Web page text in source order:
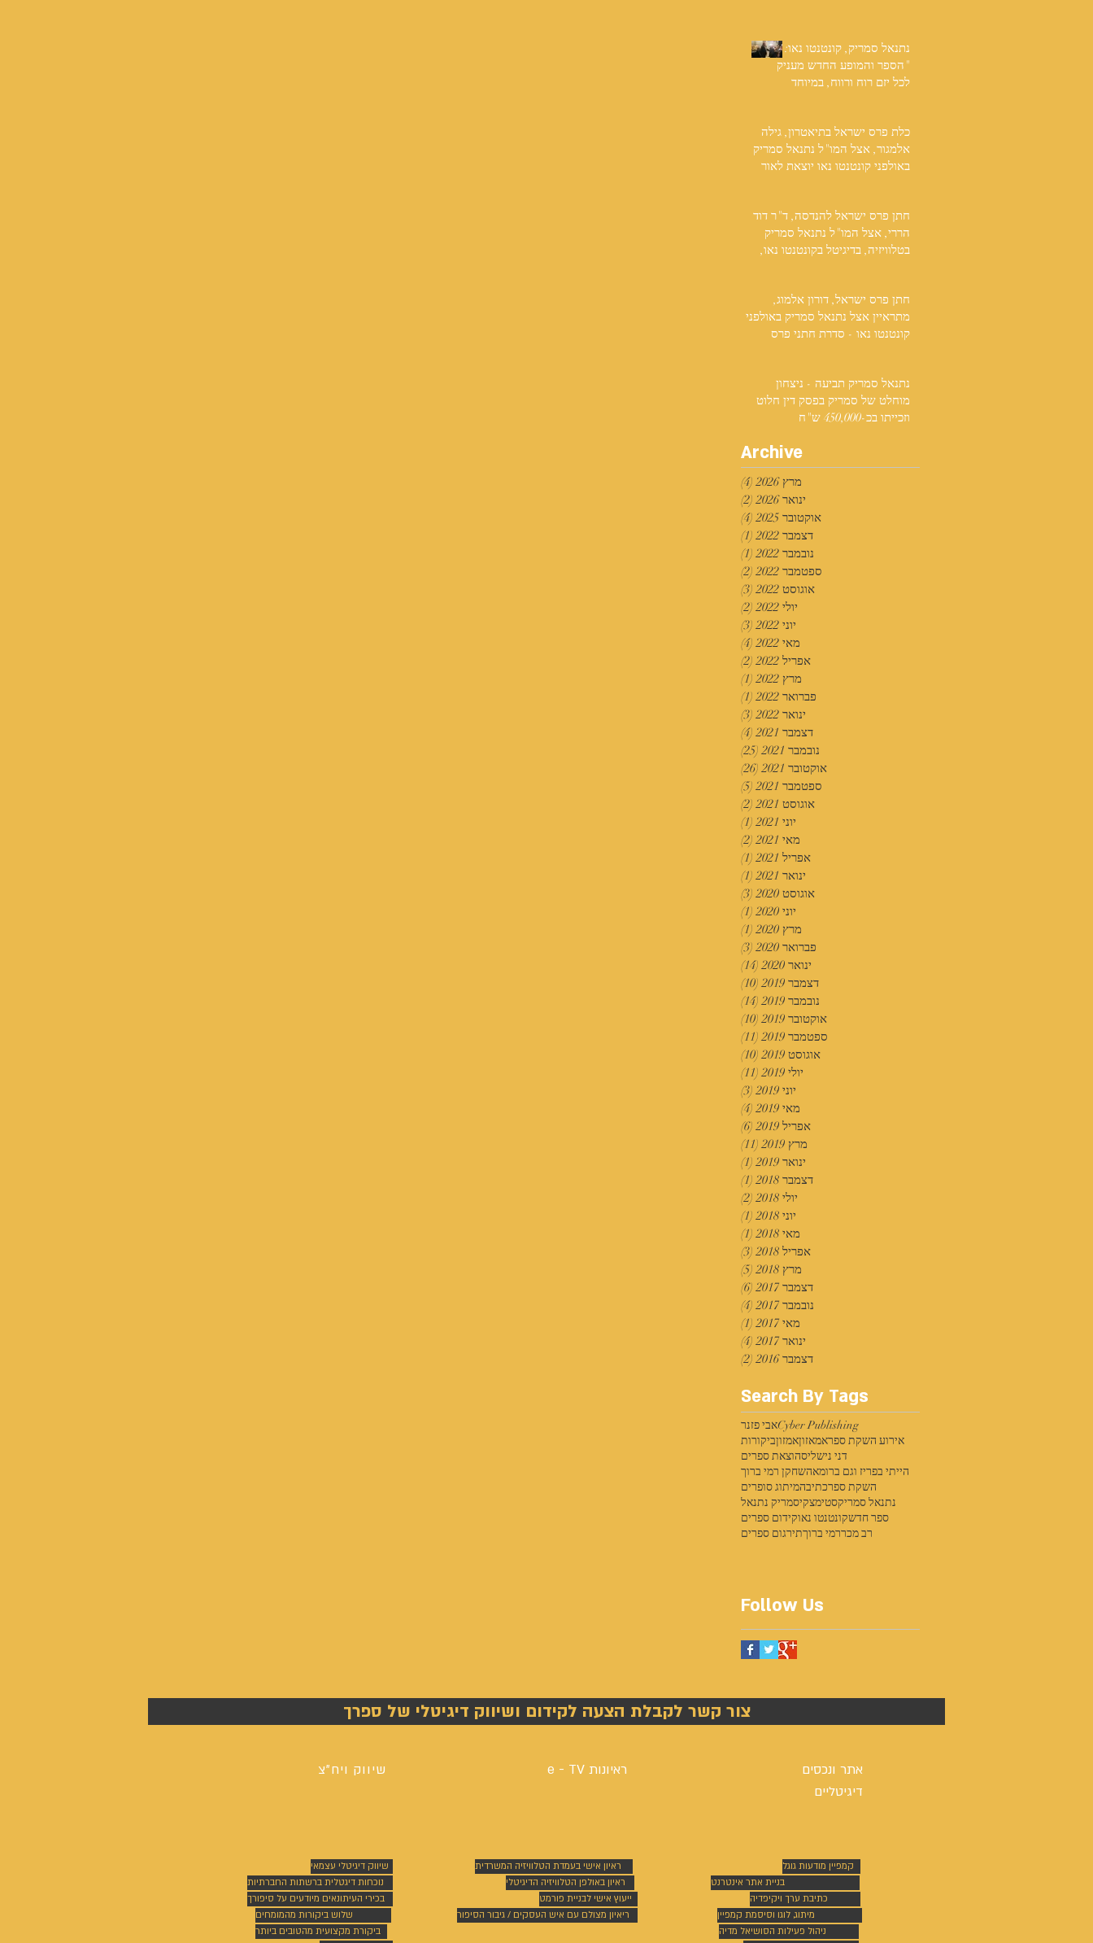
נתנאל סמריק, קונטנטו נאו:
"הספר והמופע החדש מעניק
לכל יזם רוח ורווח, במיוחד
כלת פרס ישראל בתיאטרון, גילה
אלמגור, אצל המו"ל נתנאל סמריק
באולפני קונטנטו נאו יוצאת לאור
חתן פרס ישראל להנדסה, ד"ר דוד
הררי, אצל המו"ל נתנאל סמריק
בטלוויזיה, בדיגיטל בקונטנטו נאו,
חתן פרס ישראל, דורון אלמוג,
מתראיין אצל נתנאל סמריק באולפני
קונטנטו נאו - סדרת חתני פרס
נתנאל סמריק תביעה - ניצחון
מוחלט של סמריק בפסק דין חלוט
וזכייתו בכ-450,000 ש"ח
Archive
מרץ 2026 (4)
ינואר 2026
(2)
אוקטובר 2025
(4)
דצמבר 2022
(1)
נובמבר 2022
(1)
ספטמבר 2022
(2)
אוגוסט 2022
(3)
יולי 2022
(2)
יוני 2022
(3)
מאי 2022
(4)
אפריל 2022
(2)
מרץ 2022
(1)
פברואר 2022
(1)
ינואר 2022
(3)
דצמבר 2021
(4)
נובמבר 2021
(25)
אוקטובר 2021
(26)
ספטמבר 2021
(5)
אוגוסט 2021
(2)
יוני 2021
(1)
מאי 2021
(2)
אפריל 2021
(1)
ינואר 2021
(1)
אוגוסט 2020
(3)
יוני 2020
(1)
מרץ 2020
(1)
פברואר 2020
(3)
ינואר 2020
(14)
דצמבר 2019
(10)
נובמבר 2019
(14)
אוקטובר 2019
(10)
ספטמבר 2019
(11)
אוגוסט 2019
(10)
יולי 2019
(11)
יוני 2019
(3)
מאי 2019
(4)
אפריל 2019
(6)
מרץ 2019
(11)
ינואר 2019
(1)
דצמבר 2018
(1)
יולי 2018
(2)
יוני 2018
(1)
מאי 2018
(1)
אפריל 2018
(3)
מרץ 2018
(5)
דצמבר 2017
(6)
נובמבר 2017
(4)
מאי 2017
(1)
ינואר 2017
(4)
דצמבר 2016
(2)
Search By Tags
Cyber Publishingאבי פזנר
אירוע השקת ספראמאזוןאמזוןביקורות
דני נישליסהוצאת ספרים
הייתי בפריז וגם ברומאהשחקן רמי ברוך
השקת ספרכתיבהמיתוג סופרים
נתנאל סמריקסטימצקיסמריק נתנאל
ספר חדשקונטנטו נאוקידום ספרים
רב מכררמי ברוךתירגום ספרים
Follow Us
צור קשר לקבלת הצעה לקידום ושיווק דיגיטלי של ספרך
שיווק ויח"צ
שיווק דיגיטלי עצמאי
נוכחות דיגטלית ברשתות החברתיות
בכירי העיתונאים מיודעים על סיפורך
שלוש ביקורות מהמומחים
ראיונות e - TV
ראיון אישי בעמדת הטלוויזיה המשרדית
ראיון באולפן הטלוויזיה הדיגיטלי
ייעוץ אישי לבניית פורמט
ריאיון מצולם עם איש העסקים / גיבור הסיפור
ביקורת מקצועית מהטובים ביותר
אתר ונכסים
דיגיטליים
קמפיין מודעות גוגל
בניית אתר אינטרנט
כתיבת ערך ויקיפדיה
מיתוג, לוגו וסיסמת קמפיין
ניהול פעילות הסושיאל מדיה